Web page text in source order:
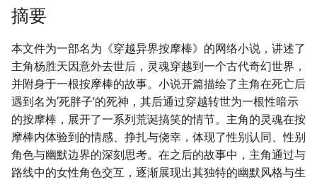
摘要
本文件为一部名为《穿越异界按摩棒》的网络小说，讲述了
主角杨胜天因意外去世后，灵魂穿越到一个古代奇幻世界，
并附身于一根按摩棒的故事。小说开篇描绘了主角在死亡后
遇到名为‘死胖子’的死神，其后通过穿越转世为一根性暗示
的按摩棒，展开了一系列荒诞搞笑的情节。主角的灵魂在按
摩棒内体验到的情感、挣扎与侥幸，体现了性别认同、性别
角色与幽默边界的深刻思考。在之后的故事中，主角通过与
路线中的女性角色交互，逐渐展现出其独特的幽默风格与生